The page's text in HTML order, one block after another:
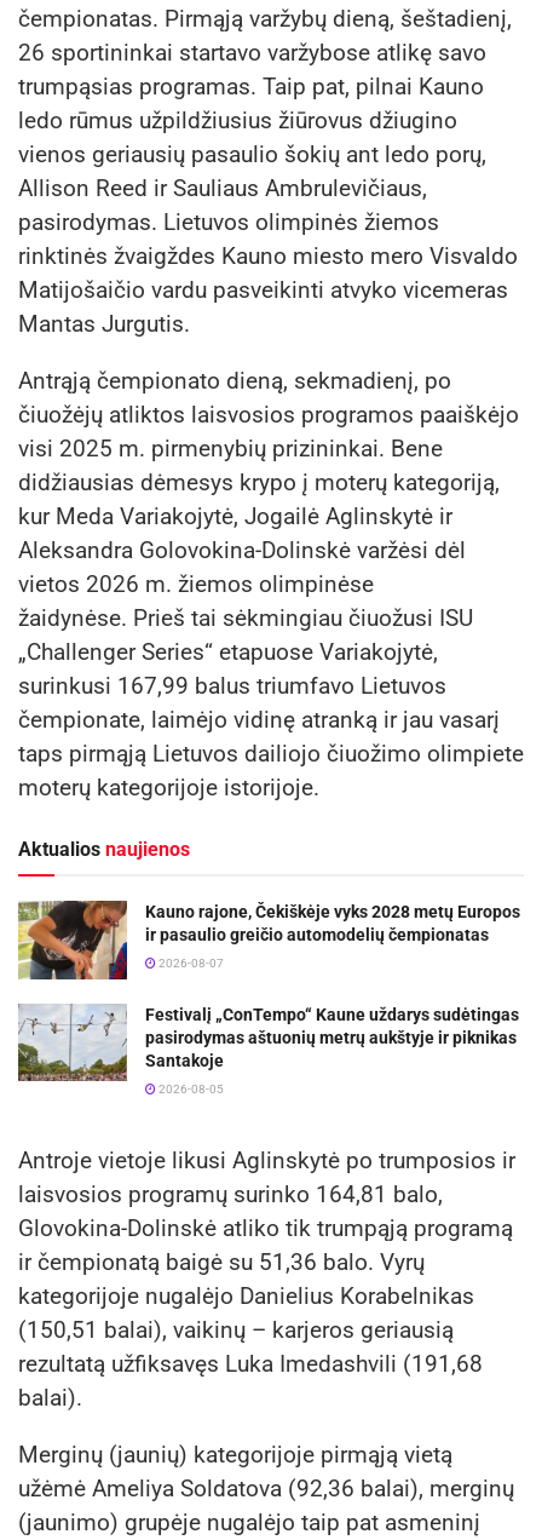
čempionatas. Pirmąją varžybų dieną, šeštadienį,
26 sportininkai startavo varžybose atlikę savo
trumpąsias programas. Taip pat, pilnai Kauno
ledo rūmus užpildžiusius žiūrovus džiugino
vienos geriausių pasaulio šokių ant ledo porų,
Allison Reed ir Sauliaus Ambrulevičiaus,
pasirodymas. Lietuvos olimpinės žiemos
rinktinės žvaigždes Kauno miesto mero Visvaldo
Matijošaičio vardu pasveikinti atvyko vicemeras
Mantas Jurgutis.
Antrąją čempionato dieną, sekmadienį, po
čiuožėjų atliktos laisvosios programos paaiškėjo
visi 2025 m. pirmenybių prizininkai. Bene
didžiausias dėmesys krypo į moterų kategoriją,
kur Meda Variakojytė, Jogailė Aglinskytė ir
Aleksandra Golovokina-Dolinskė varžėsi dėl
vietos 2026 m. žiemos olimpinėse
žaidynėse. Prieš tai sėkmingiau čiuožusi ISU
„Challenger Series“ etapuose Variakojytė,
surinkusi 167,99 balus triumfavo Lietuvos
čempionate, laimėjo vidinę atranką ir jau vasarį
taps pirmąją Lietuvos dailiojo čiuožimo olimpiete
moterų kategorijoje istorijoje.
Aktualios naujienos
Kauno rajone, Čekiškėje vyks 2028 metų Europos
ir pasaulio greičio automodelių čempionatas
2026-08-07
Festivalį „ConTempo“ Kaune uždarys sudėtingas
pasirodymas aštuonių metrų aukštyje ir piknikas
Santakoje
2026-08-05
Antroje vietoje likusi Aglinskytė po trumposios ir
laisvosios programų surinko 164,81 balo,
Glovokina-Dolinskė atliko tik trumpąją programą
ir čempionatą baigė su 51,36 balo. Vyrų
kategorijoje nugalėjo Danielius Korabelnikas
(150,51 balai), vaikinų – karjeros geriausią
rezultatą užfiksavęs Luka Imedashvili (191,68
balai).
Merginų (jaunių) kategorijoje pirmąją vietą
užėmė Ameliya Soldatova (92,36 balai), merginų
(jaunimo) grupėje nugalėjo taip pat asmeninį